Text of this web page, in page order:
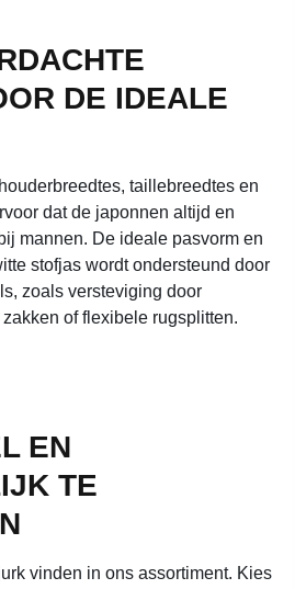
DE IDEALE
taillebreedtes en
dat de japonnen altijd en
mannen. De ideale pasvorm en
stofjas wordt ondersteund door
zoals versteviging door
of flexibele rugsplitten.
EN
TE
vinden in ons assortiment. Kies